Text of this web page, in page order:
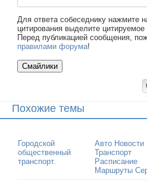
Для ответа собеседнику нажмите
цитирования выделите
Перед публикацией сообщения,
правилами форума!
Похожие темы
Городской
общественный
транспорт.
Авто Новости
Транспорт
Расписание
Маршруты